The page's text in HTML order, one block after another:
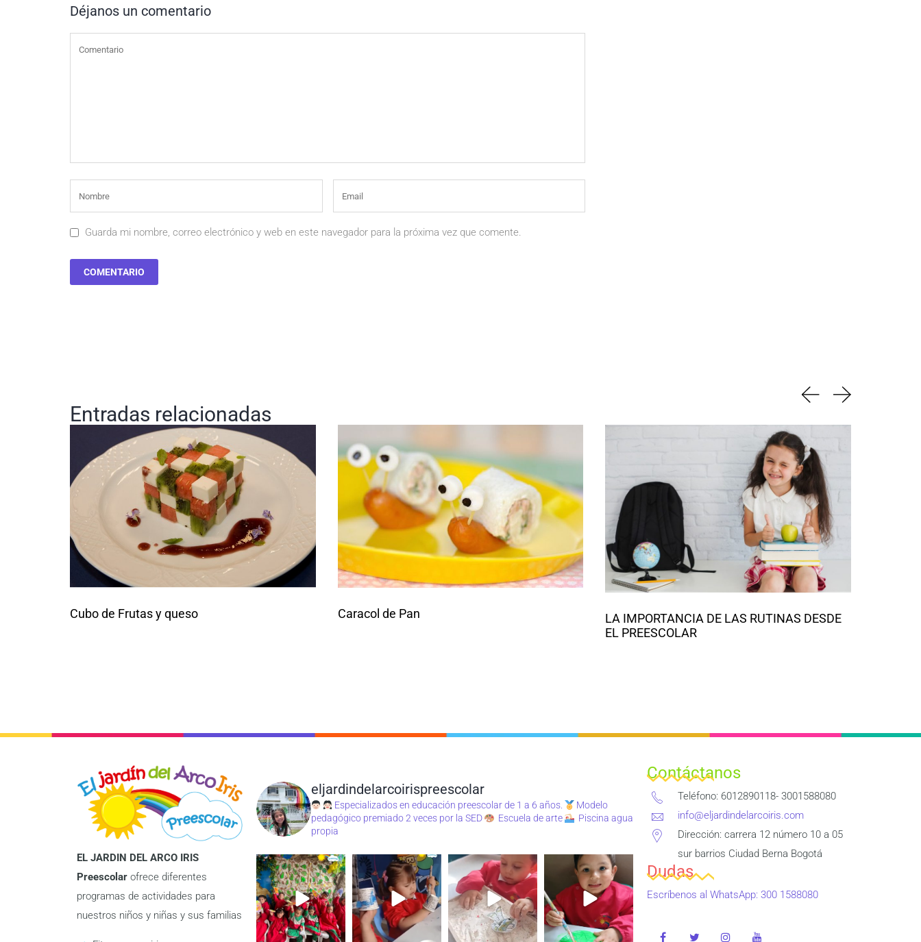
Déjanos un comentario
Guarda mi nombre, correo electrónico y web en este navegador para la próxima vez que comente.
Entradas relacionadas
Cubo de Frutas y queso Caracol de Pan
LA IMPORTANCIA DE LAS RUTINAS DESDE
EL PREESCOLAR
EL JARDIN DEL ARCO IRIS
Preescolar ofrece diferentes
programas de actividades para
nuestros niños y niñas y sus familias
eljardindelarcoirispreescolar
Especializados en educación preescolar de 1 a 6 años.
Modelo
pedagógico premiado 2 veces por la SED
Escuela de arte
Piscina agua
propia
Contáctanos
Teléfono: 6012890118- 3001588080
info@eljardindelarcoiris.com
Dirección: carrera 12 número 10 a 05
sur barrios Ciudad Berna Bogotá
Dudas
Escríbenos al WhatsApp: 300 1588080